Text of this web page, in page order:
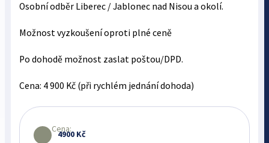
Osobní odběr Liberec / Jablonec nad Nisou a okolí.
Možnost vyzkoušení oproti plné ceně
Po dohodě možnost zaslat poštou/DPD.
Cena: 4 900 Kč (při rychlém jednání dohoda)
Cena:
4900 Kč